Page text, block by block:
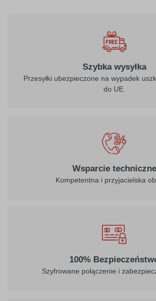
Szybka wysyłka
Przesyłki ubezpieczone na wypadek
do UE.
Wsparcie techniczne
Kompetentna i przyjacielska
100%
Szyfrowane połączenie i